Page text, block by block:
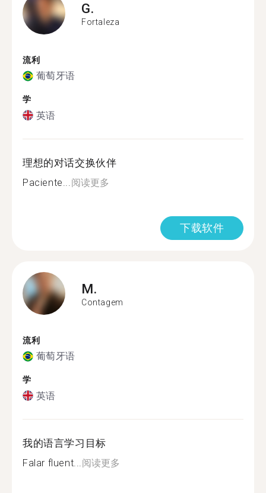
G.
Fortaleza
流利
葡萄牙语
学
英语
理想的对话交换伙伴
Paciente... 阅读更多
下载软件
M.
Contagem
流利
葡萄牙语
学
英语
我的语言学习目标
Falar fluent... 阅读更多